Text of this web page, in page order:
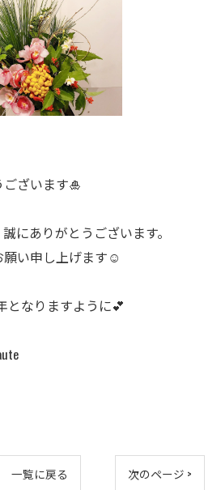
ざいます🎍
にありがとうございます。
い申し上げます☺️
となりますように💕
一覧に戻る 次のページ >